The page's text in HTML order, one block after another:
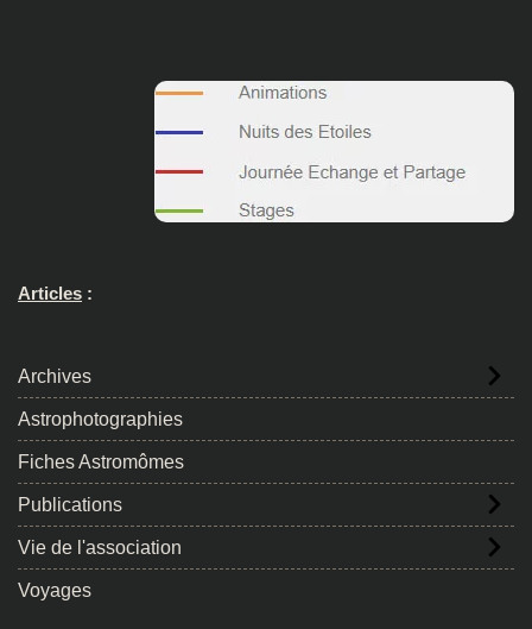
Articles :
Archives
Astrophotographies
Fiches Astromômes
Publications
Vie de l'association
Voyages